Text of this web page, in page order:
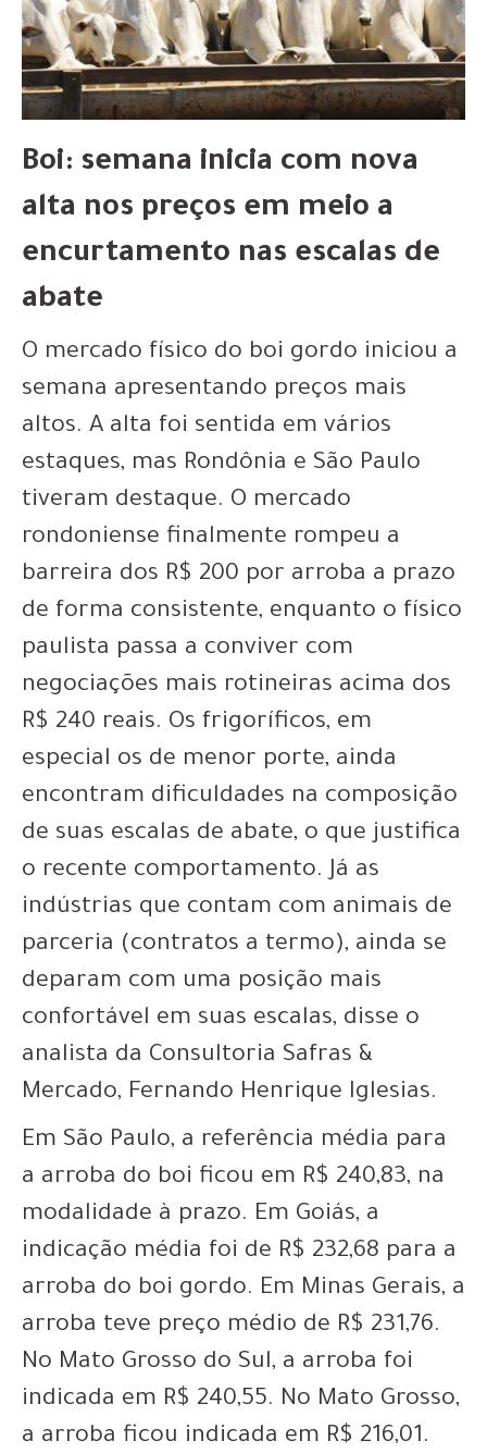
Boi: semana inicia com nova
alta nos preços em meio a
encurtamento nas escalas de
abate
O mercado físico do boi gordo iniciou a
semana apresentando preços mais
altos. A alta foi sentida em vários
estaques, mas Rondônia e São Paulo
tiveram destaque. O mercado
rondoniense finalmente rompeu a
barreira dos R$ 200 por arroba a prazo
de forma consistente, enquanto o físico
paulista passa a conviver com
negociações mais rotineiras acima dos
R$ 240 reais. Os frigoríficos, em
especial os de menor porte, ainda
encontram dificuldades na composição
de suas escalas de abate, o que justifica
o recente comportamento. Já as
indústrias que contam com animais de
parceria (contratos a termo), ainda se
deparam com uma posição mais
confortável em suas escalas, disse o
analista da Consultoria Safras &
Mercado, Fernando Henrique Iglesias.
Em São Paulo, a referência média para
a arroba do boi ficou em R$ 240,83, na
modalidade à prazo. Em Goiás, a
indicação média foi de R$ 232,68 para a
arroba do boi gordo. Em Minas Gerais, a
arroba teve preço médio de R$ 231,76.
No Mato Grosso do Sul, a arroba foi
indicada em R$ 240,55. No Mato Grosso,
a arroba ficou indicada em R$ 216,01.